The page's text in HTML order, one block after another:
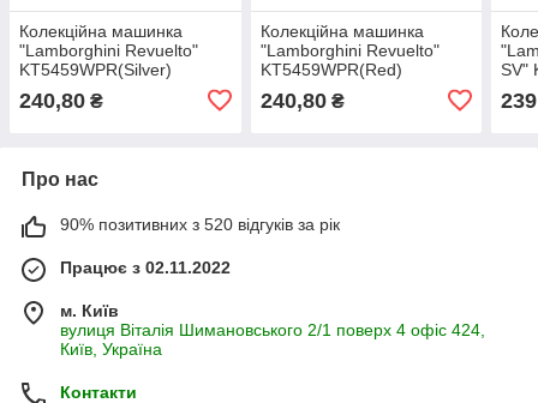
Колекційна машинка
"Lamborghini Revuelto"
KT5459WPR(Silver)
240,80 ₴
Колекційна машинка
"Lamborghini Revuelto"
KT5459WPR(Red)
240,80₴
SV"
Про нас
90% позитивних з 520 відгуків за рік
Працює з 02.11.2022
м. Київ
вулиця Віталія Шимановського 2/1 поверх 4 офіс 424,
Київ, Україна
Контакти